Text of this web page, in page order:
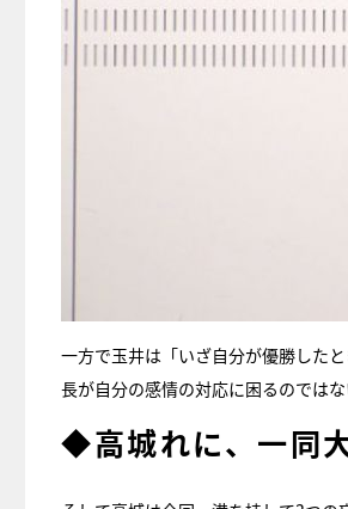
一方で玉井は「いざ自分が優勝した
長が自分の感情の対応に困るのではな
◆高城れに、一同